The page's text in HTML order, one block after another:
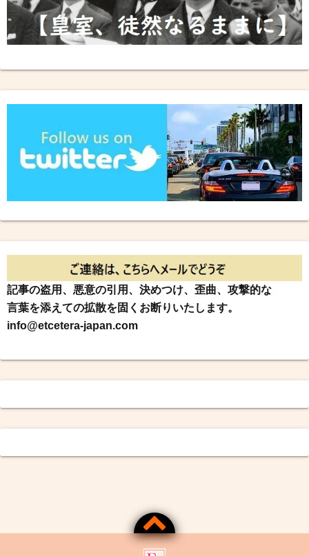
記事の盗用、悪意の引用、決めつけ、歪曲、攻撃的な
言葉を添えての拡散を固くお断りいたします。
info@etcetera-japan.com